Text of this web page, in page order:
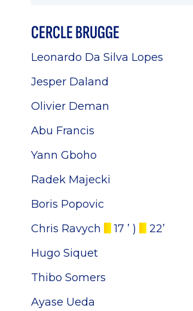
CERCLE BRUGGE
Leonardo Da Silva Lopes
Jesper Daland
Olivier Deman
Abu Francis
Yann Gboho
Radek Majecki
Boris Popovic
Chris Ravych
17 ’ )
22’
Hugo Siquet
Thibo Somers
Ayase Ueda